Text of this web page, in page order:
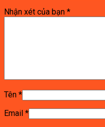
Nhận xét của bạn *
Tên *
Email *